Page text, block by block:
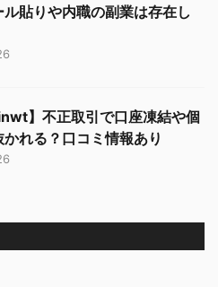
貼りや内職の副業は存在し
】不正取引で口座凍結や個
かれる？口コミ情報あり